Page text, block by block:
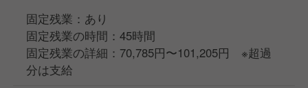
固定残業：あり
固定残業の時間：45時間
固定残業の詳細：70,785円〜101,205円 ※超過
分は支給